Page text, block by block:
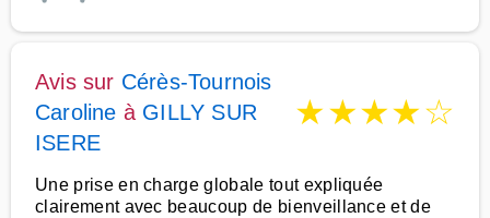
Avis sur Cérès-Tournois
Caroline à GILLY SUR
ISERE
★★★★☆
Une prise en charge globale tout expliquée
clairement avec beaucoup de bienveillance et de